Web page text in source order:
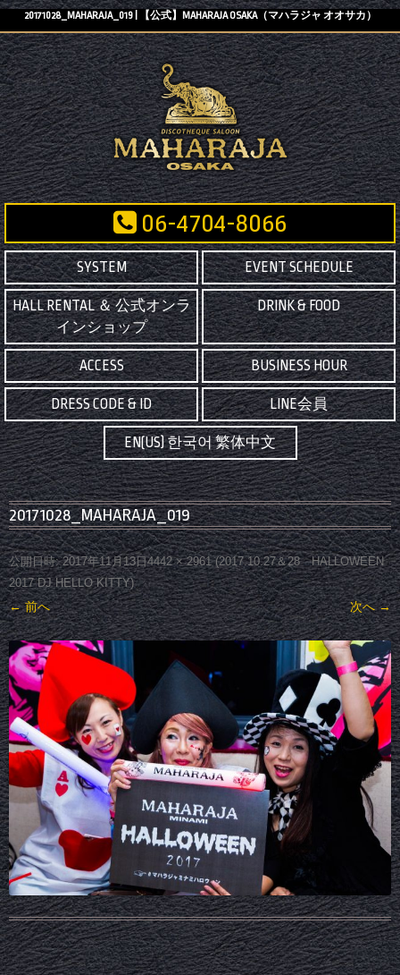
20171028_MAHARAJA_019 | 【公式】MAHARAJA OSAKA（マハラジャ オオサカ）
06-4704-8066
SYSTEM EVENT SCHEDULE
HALL RENTAL ＆ 公式オンラ
インショップ
DRINK & FOOD
ACCESS BUSINESS HOUR
DRESS CODE & ID LINE会員
EN(US) 한국어 繁体中文
20171028_MAHARAJA_019
公開日時: 2017年11月13日4442 × 2961(2017.10.27＆28 HALLOWEEN
2017 DJ HELLO KITTY)
← 前へ 次へ →